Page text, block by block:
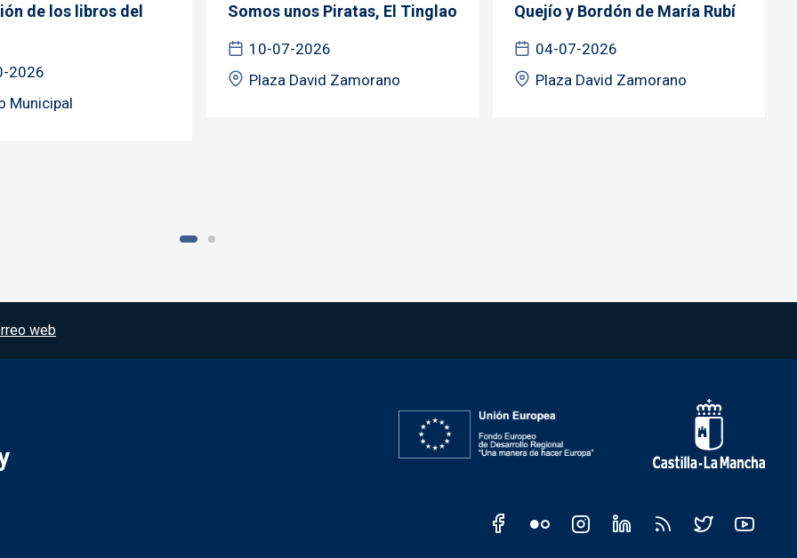
de los libros del
2026
Municipal
Somos unos Piratas, El Tinglao
10-07-2026
Plaza David Zamorano
Quejío y Bordón de María Rubí
04-07-2026
Plaza David Zamorano
web